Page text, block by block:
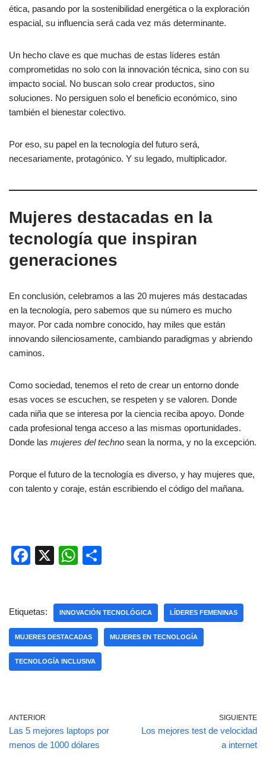
ética, pasando por la sostenibilidad energética o la exploración
espacial, su influencia será cada vez más determinante.
Un hecho clave es que muchas de estas líderes están
comprometidas no solo con la innovación técnica, sino con su
impacto social. No buscan solo crear productos, sino
soluciones. No persiguen solo el beneficio económico, sino
también el bienestar colectivo.
Por eso, su papel en la tecnología del futuro será,
necesariamente, protagónico. Y su legado, multiplicador.
Mujeres destacadas en la
tecnología que inspiran
generaciones
En conclusión, celebramos a las 20 mujeres más destacadas
en la tecnología, pero sabemos que su número es mucho
mayor. Por cada nombre conocido, hay miles que están
innovando silenciosamente, cambiando paradigmas y abriendo
caminos.
Como sociedad, tenemos el reto de crear un entorno donde
esas voces se escuchen, se respeten y se valoren. Donde
cada niña que se interesa por la ciencia reciba apoyo. Donde
cada profesional tenga acceso a las mismas oportunidades.
Donde las mujeres del techno sean la norma, y no la excepción.
Porque el futuro de la tecnología es diverso, y hay mujeres que,
con talento y coraje, están escribiendo el código del mañana.
F
e
b
o
o
X
W
s
A
p
p
p
ar
tir
Etiquetas: INNOVACIÓN TECNOLÓGICA LÍDERES FEMENINAS
MUJERES DESTACADAS MUJERES EN TECNOLOGÍA
TECNOLOGÍA INCLUSIVA
ANTERIOR
Las 5 mejores laptops por
menos de 1000 dólares
SIGUIENTE
Los mejores test de velocidad
a internet